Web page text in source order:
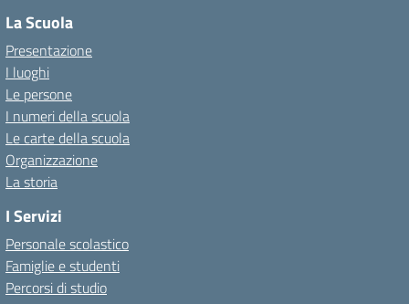
La Scuola
Presentazione
I luoghi
Le persone
I numeri della scuola
Le carte della scuola
Organizzazione
La storia
I Servizi
Personale scolastico
Famiglie e studenti
Percorsi di studio